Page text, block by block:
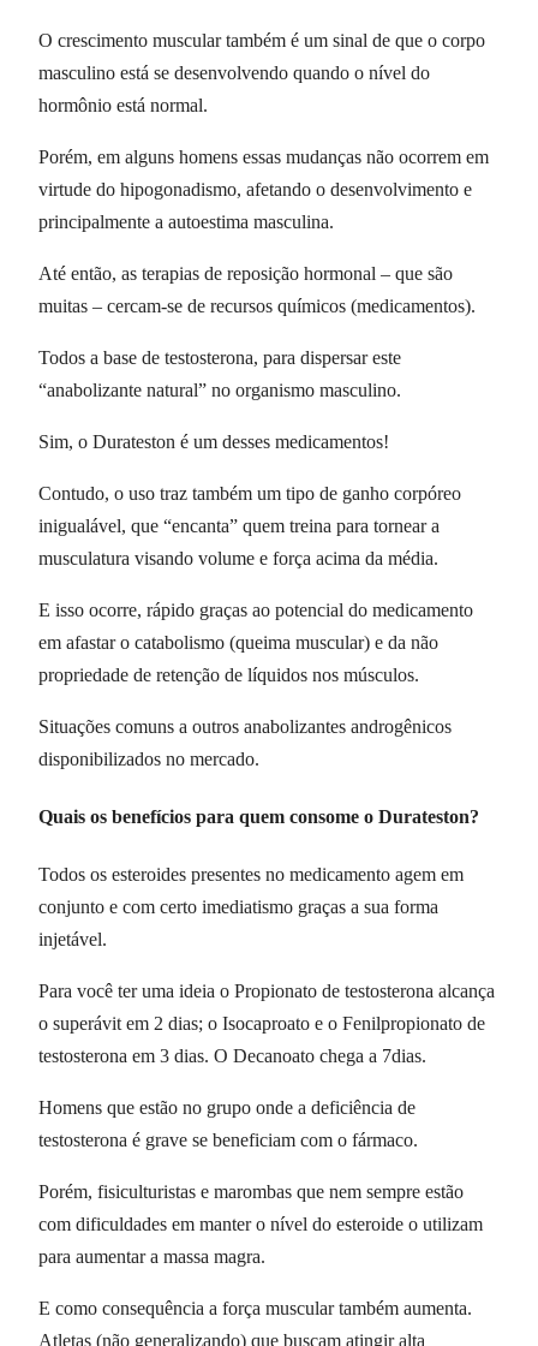
O crescimento muscular também é um sinal de que o corpo
masculino está se desenvolvendo quando o nível do
hormônio está normal.
Porém, em alguns homens essas mudanças não ocorrem em
virtude do hipogonadismo, afetando o desenvolvimento e
principalmente a autoestima masculina.
Até então, as terapias de reposição hormonal – que são
muitas – cercam-se de recursos químicos (medicamentos).
Todos a base de testosterona, para dispersar este
“anabolizante natural” no organismo masculino.
Sim, o Durateston é um desses medicamentos!
Contudo, o uso traz também um tipo de ganho corpóreo
inigualável, que “encanta” quem treina para tornear a
musculatura visando volume e força acima da média.
E isso ocorre, rápido graças ao potencial do medicamento
em afastar o catabolismo (queima muscular) e da não
propriedade de retenção de líquidos nos músculos.
Situações comuns a outros anabolizantes androgênicos
disponibilizados no mercado.
Quais os benefícios para quem consome o Durateston?
Todos os esteroides presentes no medicamento agem em
conjunto e com certo imediatismo graças a sua forma
injetável.
Para você ter uma ideia o Propionato de testosterona alcança
o superávit em 2 dias; o Isocaproato e o Fenilpropionato de
testosterona em 3 dias. O Decanoato chega a 7dias.
Homens que estão no grupo onde a deficiência de
testosterona é grave se beneficiam com o fármaco.
Porém, fisiculturistas e marombas que nem sempre estão
com dificuldades em manter o nível do esteroide o utilizam
para aumentar a massa magra.
E como consequência a força muscular também aumenta.
Atletas (não generalizando) que buscam atingir alta